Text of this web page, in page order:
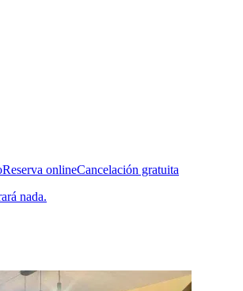
Reserva onlineCancelación gratuita
nada.